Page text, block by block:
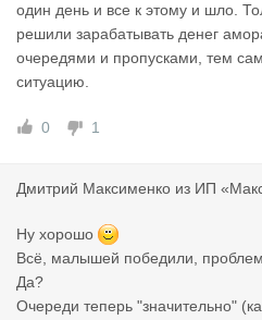
один день и все к этому и шло.
решили зарабатывать денег
очередями и пропусками, тем
ситуацию.
0 1
Дмитрий Максименко из ИП
Ну хорошо
Всё, малышей победили,
Да?
Очереди теперь "значительно"